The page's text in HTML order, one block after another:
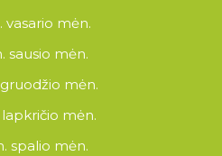
vasario mėn.
sausio mėn.
mėn.
mėn.
spalio mėn.